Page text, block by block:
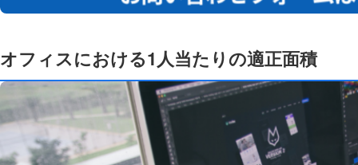
オフィスにおける1人当たりの適正面積